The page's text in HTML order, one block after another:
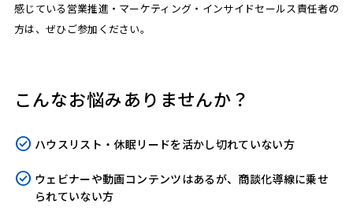
感じている営業推進・マーケティング・インサイドセールス責任者の
方は、ぜひご参加ください。
こんなお悩みありませんか？
ハウスリスト・休眠リードを活かし切れていない方
ウェビナーや動画コンテンツはあるが、商談化導線に乗せ
られていない方